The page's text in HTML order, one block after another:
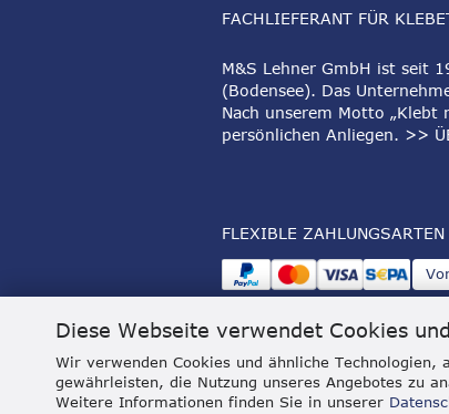
Diese Webseite verwendet Cookies
Wir verwenden Cookies und ähnliche
gewährleisten, die Nutzung unseres Angebotes zu
Weitere Informationen finden Sie in unserer
FACHLIEFERANT FÜR
M&S Lehner GmbH ist seit
(Bodensee). Das
Nach unserem Motto
persönlichen Anliegen. >>
FLEXIBLE ZAHLUNGSARTEN